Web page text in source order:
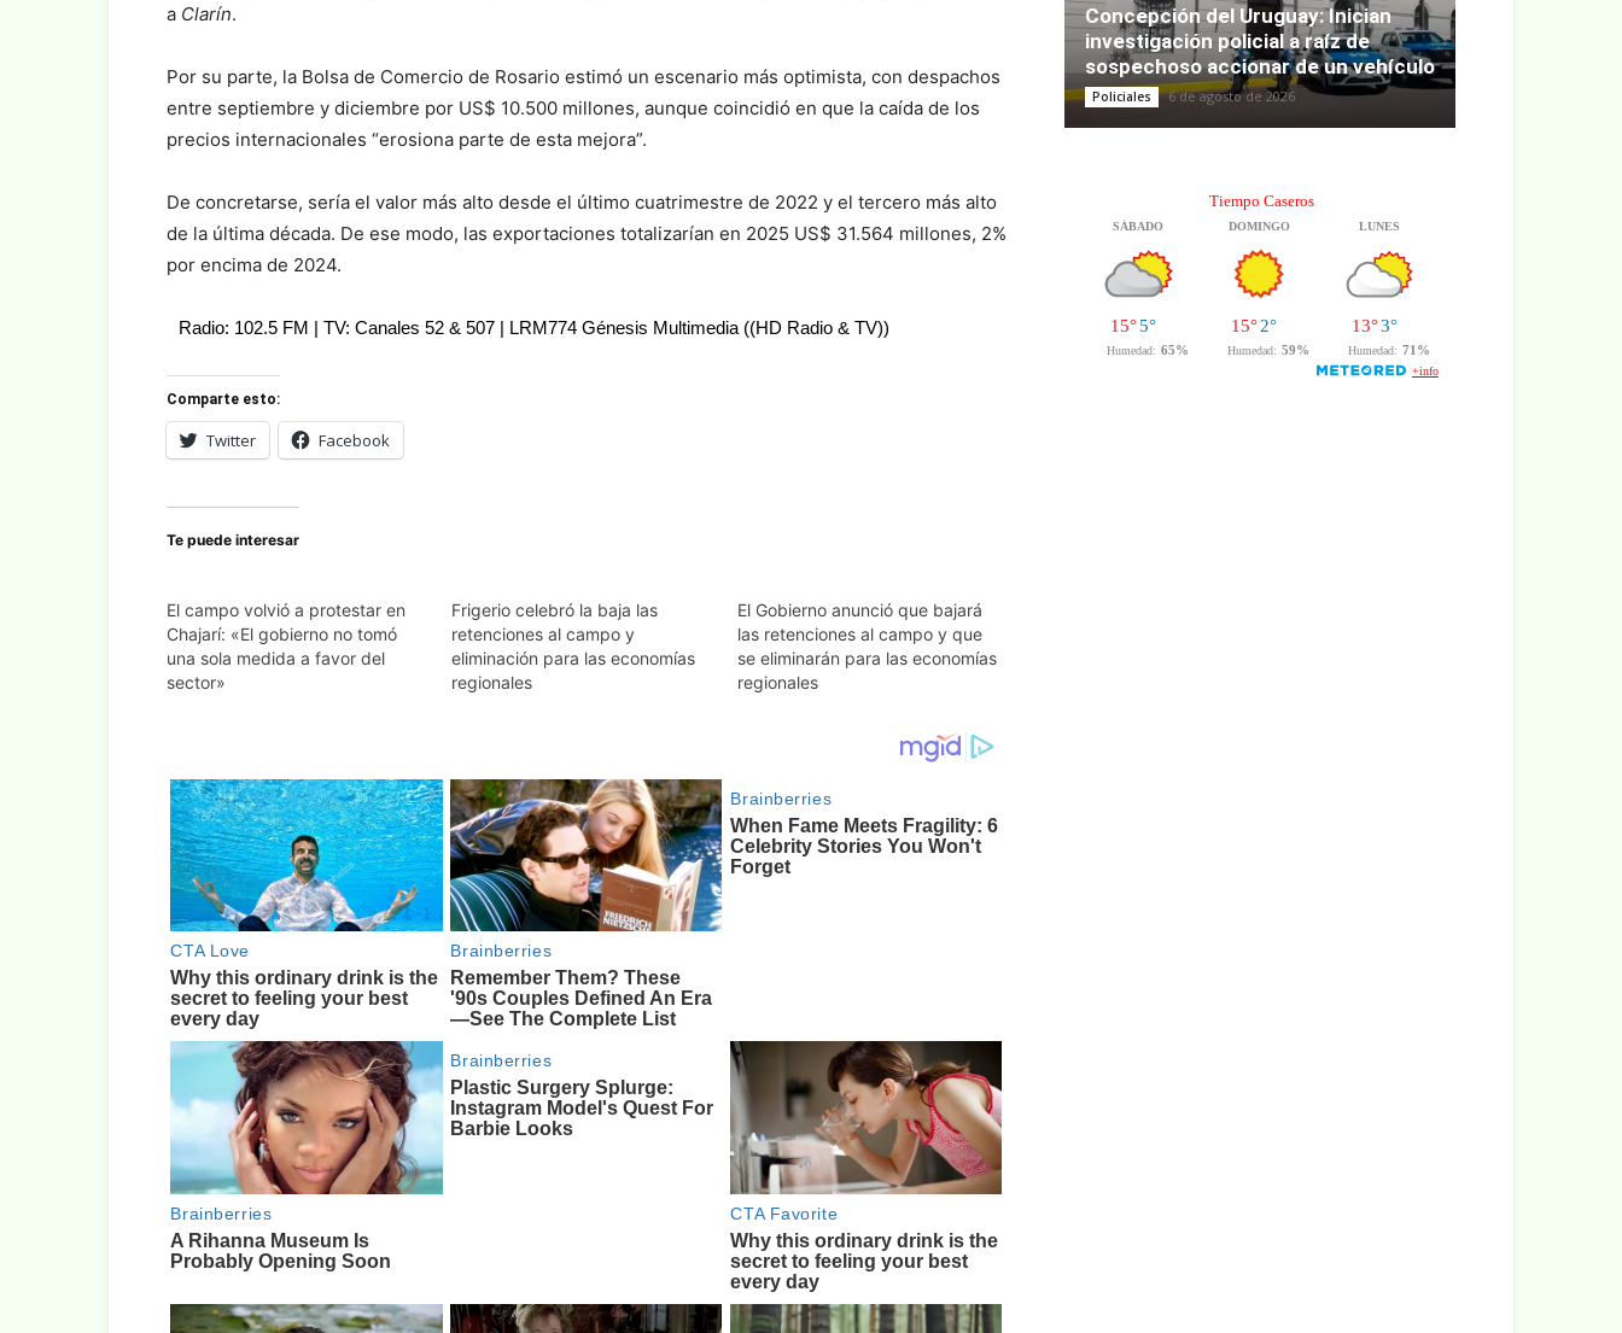
a Clarín.
Por su parte, la Bolsa de Comercio de Rosario estimó un escenario más optimista, con despachos
entre septiembre y diciembre por US$ 10.500 millones, aunque coincidió en que la caída de los
precios internacionales “erosiona parte de esta mejora”.
De concretarse, sería el valor más alto desde el último cuatrimestre de 2022 y el tercero más alto
de la última década. De ese modo, las exportaciones totalizarían en 2025 US$ 31.564 millones, 2%
por encima de 2024.
Radio: 102.5 FM | TV: Canales 52 & 507 | LRM774 Génesis Multimedia ((HD Radio & TV))
Comparte esto:
Twitter Facebook
Te puede interesar
El campo volvió a protestar en
Chajarí: «El gobierno no tomó
una sola medida a favor del
sector»
Frigerio celebró la baja las
retenciones al campo y
eliminación para las economías
regionales
El Gobierno anunció que bajará
las retenciones al campo y que
se eliminarán para las economías
regionales
Concepción del Uruguay: Inician
investigación policial a raíz de
sospechoso accionar de un vehículo
Policiales 6 de agosto de 2026